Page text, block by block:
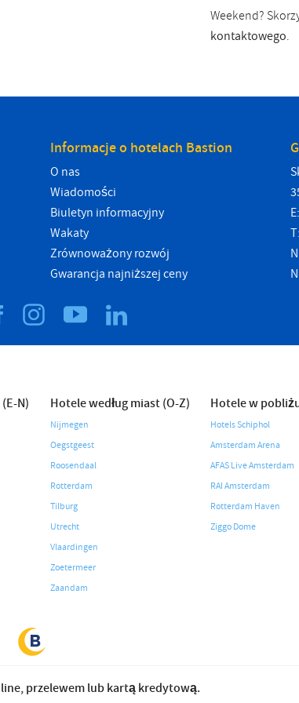
Weekend?
kontaktowego.
Informacje o hotelach Bastion
O nas
Wiadomości
Biuletyn informacyjny
Wakaty
Zrównoważony rozwój
Gwarancja najniższej ceny
E:
N) Hotele według miast (O-Z)
Nijmegen
Oegstgeest
Roosendaal
Rotterdam
Tilburg
Utrecht
Vlaardingen
Zoetermeer
Zaandam
Hotele w
Hotels Schiphol
Amsterdam Arena
AFAS Live Amsterdam
RAI Amsterdam
Rotterdam Haven
Ziggo Dome
przelewem lub kartą kredytową.